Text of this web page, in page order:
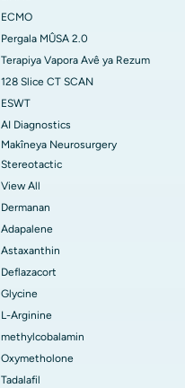
ECMO
Pergala MÛSA 2.0
Terapiya Vapora Avê ya Rezum
128 Slice CT SCAN
ESWT
AI Diagnostics
Makîneya Neurosurgery
Stereotactic
View All
Dermanan
Adapalene
Astaxanthin
Deflazacort
Glycine
L-Arginine
methylcobalamin
Oxymetholone
Tadalafil